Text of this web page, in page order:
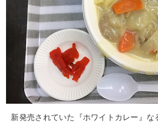
新発売されていた『ホワイトカレー』な